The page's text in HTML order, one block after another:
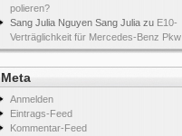
polieren?
Sang Julia Nguyen Sang Julia zu E10-
Verträglichkeit für Mercedes-Benz Pkw
Meta
Anmelden
Eintrags-Feed
Kommentar-Feed